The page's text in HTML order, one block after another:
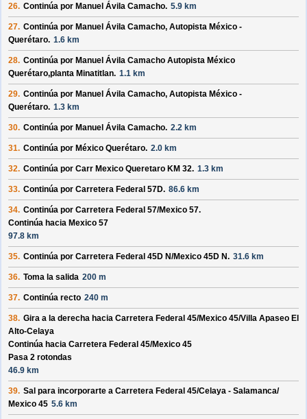
26. Continúa por Manuel Ávila Camacho. 5.9 km
27. Continúa por Manuel Ávila Camacho, Autopista México -
Querétaro. 1.6 km
28. Continúa por Manuel Ávila Camacho Autopista México
Querétaro,planta Minatitlan. 1.1 km
29. Continúa por Manuel Ávila Camacho, Autopista México -
Querétaro. 1.3 km
30. Continúa por Manuel Ávila Camacho. 2.2 km
31. Continúa por México Querétaro. 2.0 km
32. Continúa por Carr Mexico Queretaro KM 32. 1.3 km
33. Continúa por Carretera Federal 57D. 86.6 km
34. Continúa por Carretera Federal 57/Mexico 57.
Continúa hacia Mexico 57
97.8 km
35. Continúa por Carretera Federal 45D N/Mexico 45D N. 31.6 km
36. Toma la salida 200 m
37. Continúa recto 240 m
38. Gira a la derecha hacia Carretera Federal 45/Mexico 45/Villa Apaseo El
Alto-Celaya
Continúa hacia Carretera Federal 45/Mexico 45
Pasa 2 rotondas
46.9 km
39. Sal para incorporarte a Carretera Federal 45/Celaya - Salamanca/
Mexico 45 5.6 km